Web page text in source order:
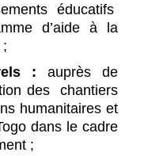
éducatifs
d’aide à la
: auprès de
des chantiers
humanitaires et
dans le cadre
;